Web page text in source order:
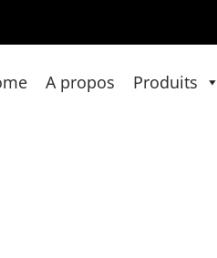
de panneau sandwich en
A propos Produits